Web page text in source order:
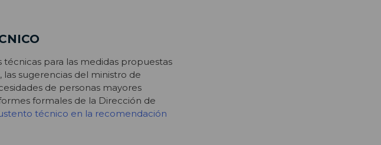
para las medidas propuestas
las sugerencias del ministro de
de personas mayores
formales de la Dirección de
técnico en la recomendación